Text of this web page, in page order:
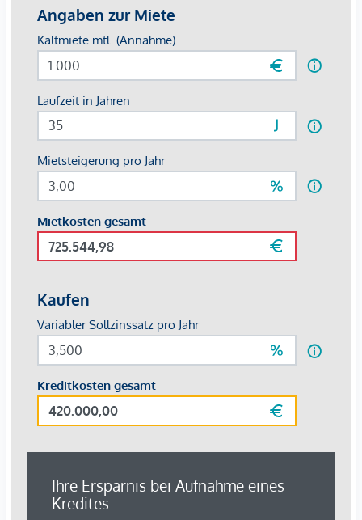
Badezimmer mit Wanne, WC und Dusche
Badezimmer mit Dusche
Große Einbauküche
5 große Zimmer mit Blick in den Belvedere-Garten
1 kleine Balkon
Die Raumstruktur eignet sich ideal für anspruchsvolle Paare,
Familien oder auch für Menschen mit erhöhtem Platzbedarf,
die ein repräsentatives Zuhause in exzellenter Lage suchen.
Ausstattung & Stil
Diese außergewöhnliche Altbauwohnung verbindet
klassische Architekturdetails mit modernem Komfort:
Klassische Altbaudetails wie hohe Räume, elegante
Gepflegter Fischgrätparkett
Hochwertig ausgestattete Nassräume
Großzügige Grundrissgestaltung mit vielseitig
nutzbaren Zimmern
Allgemeinbereiche
Top-Lage im Herzen von Wieden